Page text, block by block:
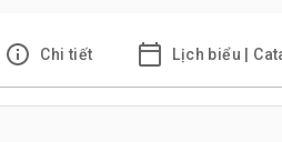
Chi tiết Lịch biểu |